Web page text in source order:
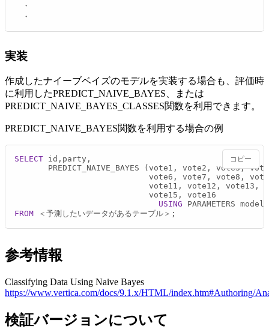
・
・
実装
作成したナイーブベイズのモデルを実装する場合も、評価時
に利用したPREDICT_NAIVE_BAYES、または
PREDICT_NAIVE_BAYES_CLASSES関数を利用できます。
PREDICT_NAIVE_BAYES関数を利用する場合の例
SELECT id,party,
PREDICT_NAIVE_BAYES (vote1, vote2, vote3,
vote6, vote7, vote8,
vote11, vote12, vote13,
                            vote15, vote16
USING PARAMETERS
FROM ＜予測したいデータがあるテーブル＞;
コピー
参考情報
Classifying Data Using Naive Bayes
https://www.vertica.com/docs/9.1.x/HTML/index.htm#Authoring/
検証バージョンについて